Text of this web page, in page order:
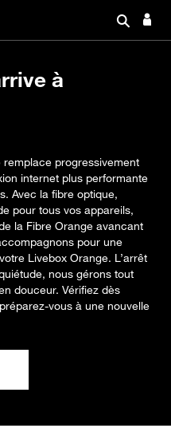
à
progressivement
internet plus performante
Avec la fibre optique,
pour tous vos appareils,
la Fibre Orange avancant
pour une
Livebox Orange. L’arrêt
nous gérons tout
douceur. Vérifiez dès
vous à une nouvelle